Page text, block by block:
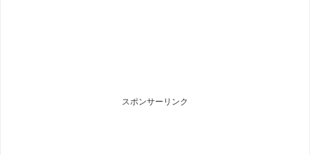
スポンサーリンク